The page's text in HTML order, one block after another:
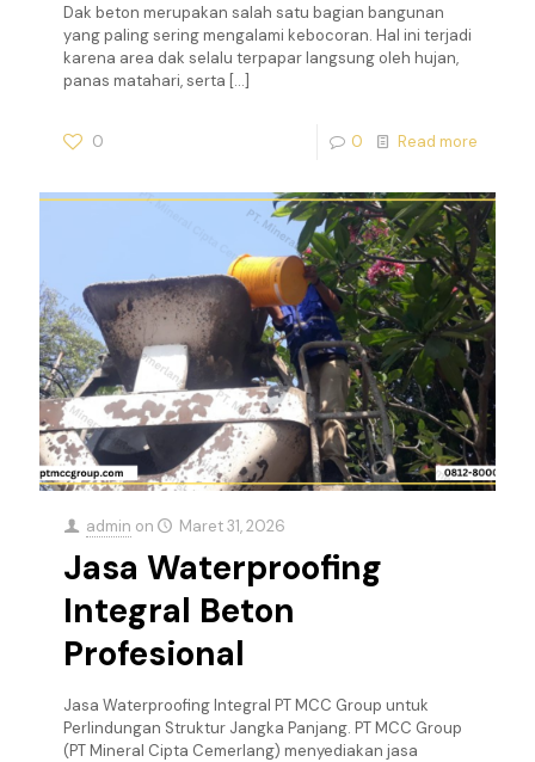
Dak beton merupakan salah satu bagian bangunan
yang paling sering mengalami kebocoran. Hal ini terjadi
karena area dak selalu terpapar langsung oleh hujan,
panas matahari, serta […]
0 0 Read more
admin on Maret 31, 2026
Jasa Waterproofing
Integral Beton
Profesional
Jasa Waterproofing Integral PT MCC Group untuk
Perlindungan Struktur Jangka Panjang. PT MCC Group
(PT Mineral Cipta Cemerlang) menyediakan jasa